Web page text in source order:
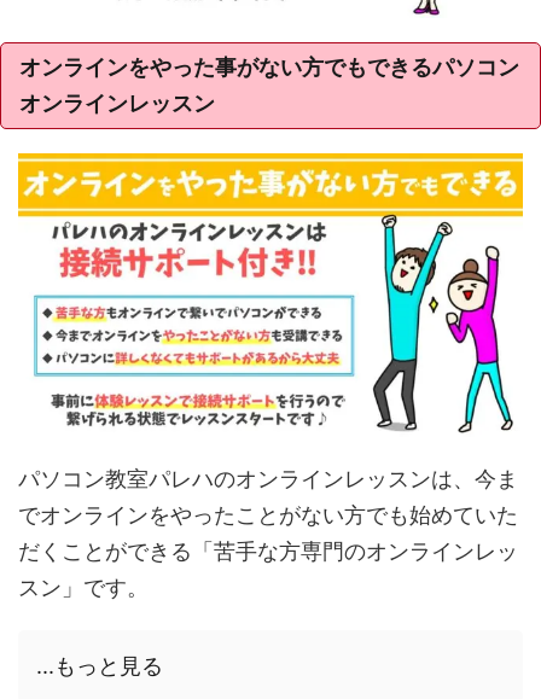
オンラインをやった事がない方でもできるパソコン
オンラインレッスン
パソコン教室パレハのオンラインレッスンは、今ま
でオンラインをやったことがない方でも始めていた
だくことができる「苦手な方専門のオンラインレッ
スン」です。
...もっと見る